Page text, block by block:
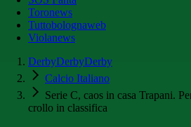
Toronews
Tuttobolognaweb
Violanews
DerbyDerbyDerby
Calcio Italiano
Serie C, caos in casa Trapani.
crollo in classifica